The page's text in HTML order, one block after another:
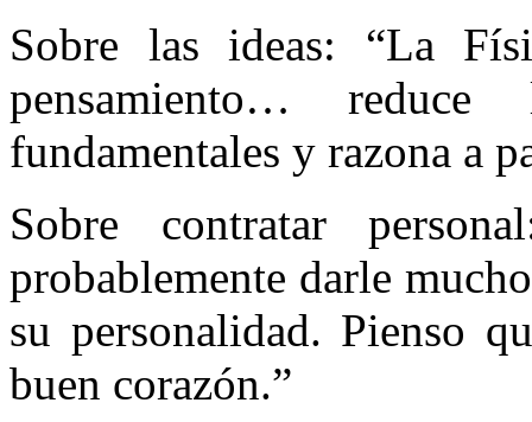
Sobre las ideas: “La
pensamiento…
fundamentales y razona a
Sobre contratar
probablemente darle
su personalidad. Pienso
buen corazón.”